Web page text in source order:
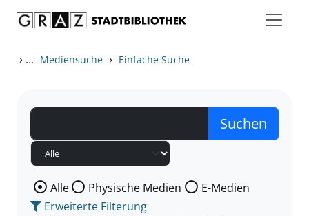
› ... Mediensuche › Einfache Suche
Wählen Sie die Medienart nach der Sie suchen wollen.
Alle Physische Medien
E-Medien
Erweiterte Filterung